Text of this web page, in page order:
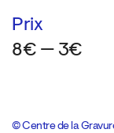
Prix
8€ — 3€
© Centre de la